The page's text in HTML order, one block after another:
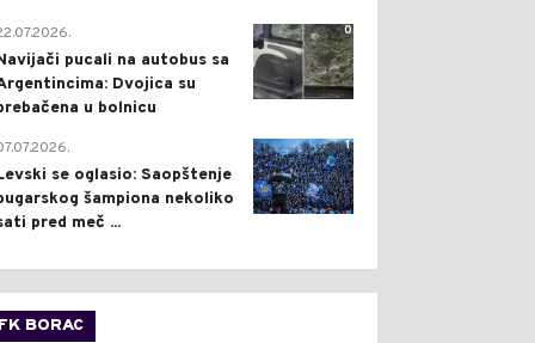
0
pucali na autobus sa
Dvojica su
u bolnicu
1
se oglasio: Saopštenje
šampiona nekoliko
pred meč ...
FK BORAC